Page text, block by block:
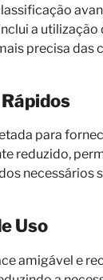
a
precisa das
para
reduzido,
necessários
Uso
amigável e